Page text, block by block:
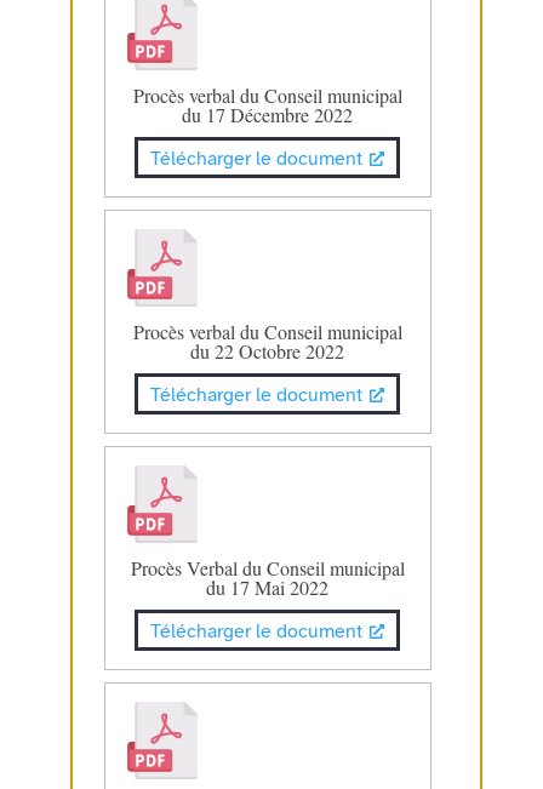
Procès verbal du Conseil municipal
du 17 Décembre 2022
Télécharger le document
Procès verbal du Conseil municipal
du 22 Octobre 2022
Télécharger le document
Procès Verbal du Conseil municipal
du 17 Mai 2022
Télécharger le document